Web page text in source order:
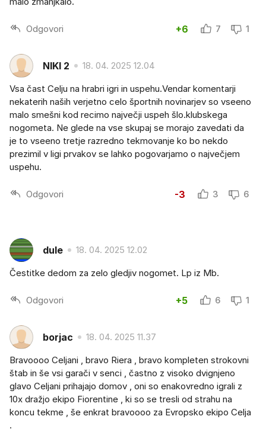
Odgovori +6 7 1
NIKI 2 18. 04. 2025 12.04
Vsa čast Celju na hrabri igri in uspehu.Vendar komentarji
nekaterih naših verjetno celo športnih novinarjev so vseeno
malo smešni kod recimo največji uspeh šlo.klubskega
nogometa. Ne glede na vse skupaj se morajo zavedati da
je to vseeno tretje razredno tekmovanje ko bo nekdo
prezimil v ligi prvakov se lahko pogovarjamo o največjem
uspehu.
Odgovori -3 3 6
dule 18. 04. 2025 12.02
Čestitke dedom za zelo gledjiv nogomet. Lp iz Mb.
Odgovori +5 6 1
borjac 18. 04. 2025 11.37
Bravoooo Celjani , bravo Riera , bravo kompleten strokovni
štab in še vsi garači v senci , častno z visoko dvignjeno
glavo Celjani prihajajo domov , oni so enakovredno igrali z
10x dražjo ekipo Fiorentine , ki so se tresli od strahu na
koncu tekme , še enkrat bravoooo za Evropsko ekipo Celja
.